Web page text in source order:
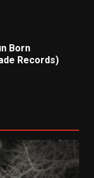
Born
Records)